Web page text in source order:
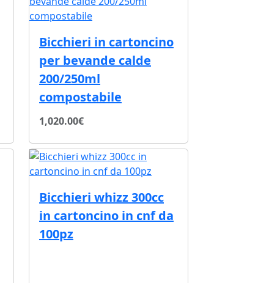
Bicchieri in cartoncino
per bevande calde
200/250ml
compostabile
1,020.00€
Bicchieri whizz 300cc
in cartoncino in cnf da
100pz